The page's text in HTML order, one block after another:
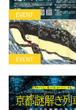
EVENT
EVENT